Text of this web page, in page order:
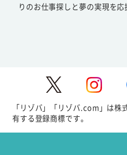
りのお仕事探しと夢の実現を応
「リゾバ」「リゾバ.com」は株
有する登録商標です。